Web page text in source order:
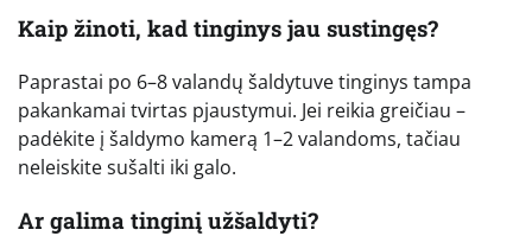
Kaip žinoti, kad tinginys jau sustingęs?
Paprastai po 6–8 valandų šaldytuve tinginys tampa
pakankamai tvirtas pjaustymui. Jei reikia greičiau –
padėkite į šaldymo kamerą 1–2 valandoms, tačiau
neleiskite sušalti iki galo.
Ar galima tinginį užšaldyti?